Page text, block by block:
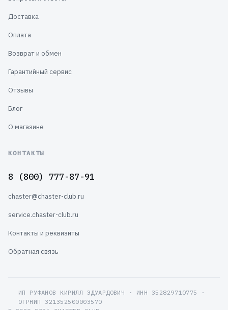
Доставка
Оплата
Возврат и обмен
Гарантийный сервис
Отзывы
Блог
О магазине
КОНТАКТЫ
8 (800) 777-87-91
chaster@chaster-club.ru
service.chaster-club.ru
Контакты и реквизиты
Обратная связь
ИП РУФАНОВ КИРИЛЛ ЭДУАРДОВИЧ · ИНН 352829710775 ·
ОГРНИП 321352500003570